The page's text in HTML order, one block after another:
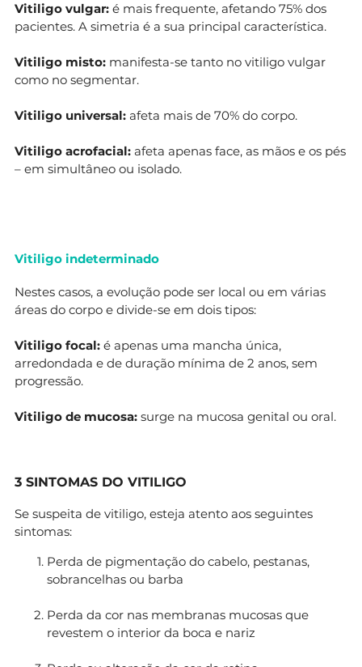
Vitiligo vulgar: é mais frequente, afetando 75% dos
pacientes. A simetria é a sua principal característica.
Vitiligo misto: manifesta-se tanto no vitiligo vulgar
como no segmentar.
Vitiligo universal: afeta mais de 70% do corpo.
Vitiligo acrofacial: afeta apenas face, as mãos e os pés
– em simultâneo ou isolado.
Vitiligo indeterminado
Nestes casos, a evolução pode ser local ou em várias
áreas do corpo e divide-se em dois tipos:
Vitiligo focal: é apenas uma mancha única,
arredondada e de duração mínima de 2 anos, sem
progressão.
Vitiligo de mucosa: surge na mucosa genital ou oral.
3 SINTOMAS DO VITILIGO
Se suspeita de vitiligo, esteja atento aos seguintes
sintomas:
Perda de pigmentação do cabelo, pestanas,
sobrancelhas ou barba
Perda da cor nas membranas mucosas que
revestem o interior da boca e nariz